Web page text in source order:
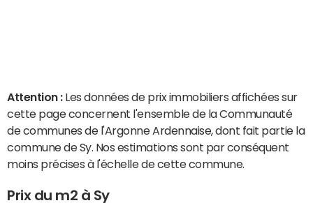
Attention : Les données de prix immobiliers affichées sur
cette page concernent l'ensemble de la Communauté
de communes de l'Argonne Ardennaise, dont fait partie la
commune de Sy. Nos estimations sont par conséquent
moins précises à l'échelle de cette commune.
Prix du m2 à Sy